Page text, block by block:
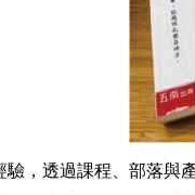
，透過課程、部落